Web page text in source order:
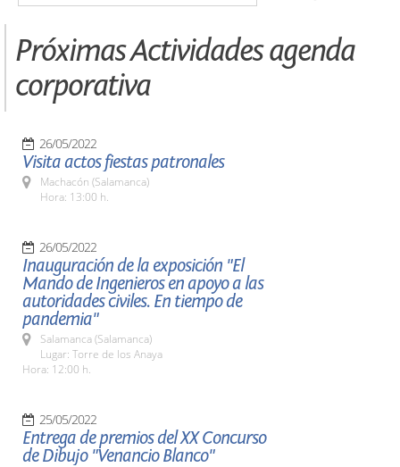
Próximas Actividades agenda
corporativa
26/05/2022
Visita actos fiestas patronales
Machacón (Salamanca)
Hora: 13:00 h.
26/05/2022
Inauguración de la exposición "El
Mando de Ingenieros en apoyo a las
autoridades civiles. En tiempo de
pandemia"
Salamanca (Salamanca)
Lugar: Torre de los Anaya
Hora: 12:00 h.
25/05/2022
Entrega de premios del XX Concurso
de Dibujo "Venancio Blanco"